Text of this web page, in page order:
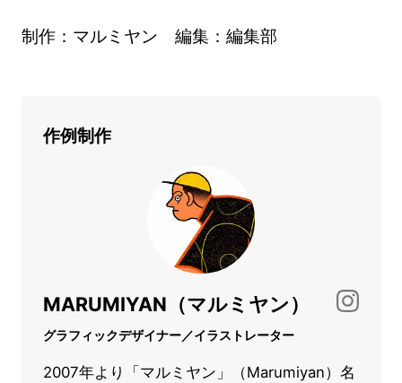
制作：マルミヤン 編集：編集部
作例制作
MARUMIYAN（マルミヤン）
グラフィックデザイナー／イラストレーター
2007年より「マルミヤン」（Marumiyan）名